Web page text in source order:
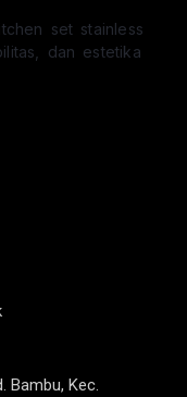
set stainless
dan estetika
Bambu, Kec.